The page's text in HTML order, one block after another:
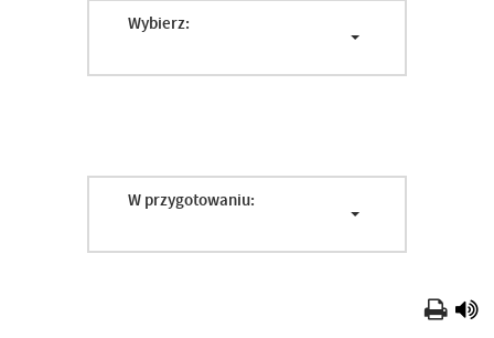
Wybierz:
W przygotowaniu: